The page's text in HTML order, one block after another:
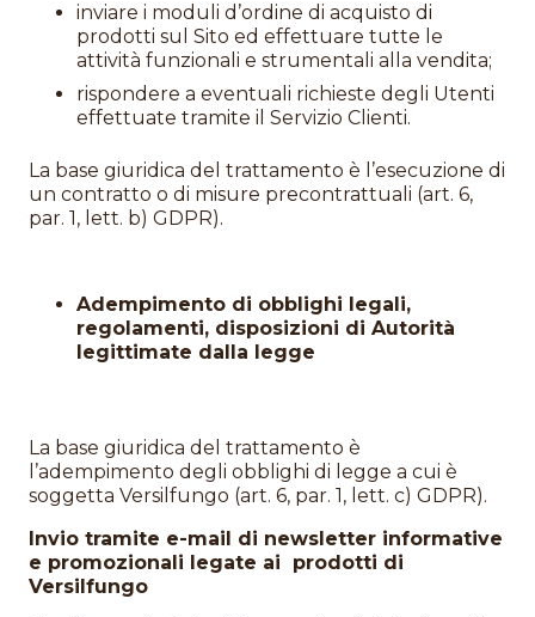
inviare i moduli d’ordine di acquisto di
prodotti sul Sito ed effettuare tutte le
attività funzionali e strumentali alla vendita;
rispondere a eventuali richieste degli Utenti
effettuate tramite il Servizio Clienti.
La base giuridica del trattamento è l’esecuzione di
un contratto o di misure precontrattuali (art. 6,
par. 1, lett. b) GDPR).
Adempimento di obblighi legali,
regolamenti, disposizioni di Autorità
legittimate dalla legge
La base giuridica del trattamento è
l’adempimento degli obblighi di legge a cui è
soggetta Versilfungo (art. 6, par. 1, lett. c) GDPR).
Invio tramite e-mail di newsletter informative
e promozionali legate ai prodotti di
Versilfungo